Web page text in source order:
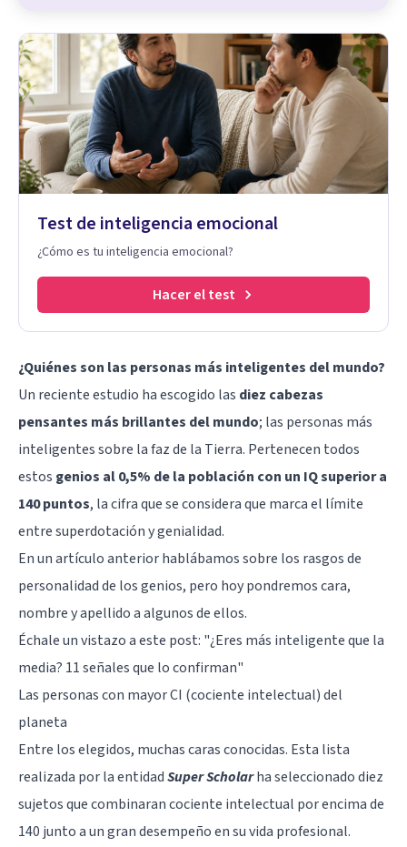
Test de inteligencia emocional
¿Cómo es tu inteligencia emocional?
Hacer el test
¿Quiénes son las personas más inteligentes del mundo?
Un reciente estudio ha escogido las diez cabezas
pensantes más brillantes del mundo; las personas más
inteligentes sobre la faz de la Tierra. Pertenecen todos
estos genios al 0,5% de la población con un IQ superior a
140 puntos, la cifra que se considera que marca el límite
entresuperdotación y genialidad.
En un artículo anterior hablábamos sobre los rasgos de
personalidad de los genios, pero hoy pondremos cara,
nombre y apellido a algunos de ellos.
Échale un vistazo a este post: "¿Eres más inteligente que la
media? 11 señales que lo confirman"
Las personas con mayor CI (cociente intelectual) del
planeta
Entre los elegidos, muchas caras conocidas. Esta lista
realizada por la entidadSuper Scholarha seleccionado diez
sujetos que combinaran cociente intelectual por encima de
140 junto a un gran desempeño en su vida profesional.